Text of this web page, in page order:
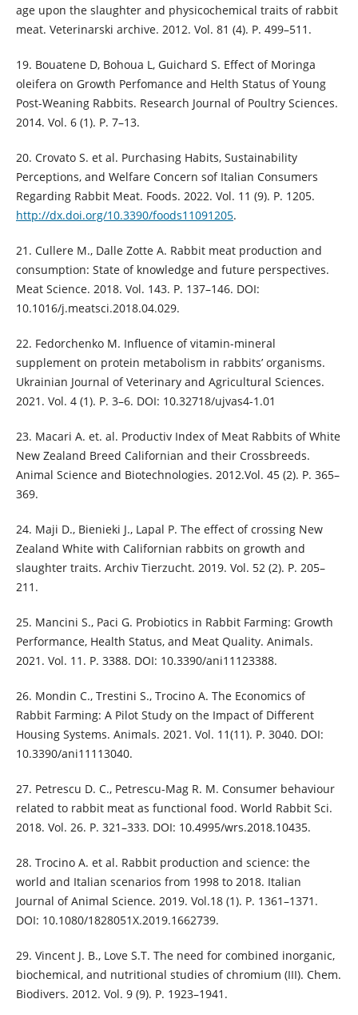
age upon the slaughter and physicochemical traits of rabbit
meat. Veterinarski archive. 2012. Vol. 81 (4). P. 499–511.
19. Bouatene D, Bohoua L, Guichard S. Effect of Moringa
oleifera on Growth Perfomance and Helth Status of Young
Post-Weaning Rabbits. Research Journal of Poultry Sciences.
2014. Vol. 6 (1). P. 7–13.
20. Crovato S. et al. Purchasing Habits, Sustainability
Perceptions, and Welfare Concern sof Italian Consumers
Regarding Rabbit Meat. Foods. 2022. Vol. 11 (9). P. 1205.
http://dx.doi.org/10.3390/foods11091205.
21. Cullere M., Dalle Zotte A. Rabbit meat production and
consumption: State of knowledge and future perspectives.
Meat Science. 2018. Vol. 143. Р. 137–146. DOI:
10.1016/j.meatsci.2018.04.029.
22. Fedorchenko M. Influence of vitamin-mineral
supplement on protein metabolism in rabbits’ organisms.
Ukrainian Journal of Veterinary and Agricultural Sciences.
2021. Vol. 4 (1). P. 3–6. DOI: 10.32718/ujvas4-1.01
23. Macari A. et. al. Productiv Index of Meat Rabbits of White
New Zealand Breed Californian and their Crossbreeds.
Animal Science and Biotechnologies. 2012.Vol. 45 (2). P. 365–
369.
24. Maji D., Bienieki J., Lapal P. The effect of crossing New
Zealand White with Californian rabbits on growth and
slaughter traits. Archiv Tierzucht. 2019. Vol. 52 (2). P. 205–
211.
25. Mancini S., Paci G. Probiotics in Rabbit Farming: Growth
Performance, Health Status, and Meat Quality. Animals.
2021. Vol. 11. P. 3388. DOI: 10.3390/ani11123388.
26. Mondin C., Trestini S., Trocino A. The Economics of
Rabbit Farming: A Pilot Study on the Impact of Different
Housing Systems. Animals. 2021. Vol. 11(11). P. 3040. DOI:
10.3390/ani11113040.
27. Petrescu D. C., Petrescu-Mag R. M. Consumer behaviour
related to rabbit meat as functional food. World Rabbit Sci.
2018. Vol. 26. P. 321–333. DOI: 10.4995/wrs.2018.10435.
28. Trocino A. et al. Rabbit production and science: the
world and Italian scenarios from 1998 to 2018. Italian
Journal of Animal Science. 2019. Vol.18 (1). Р. 1361–1371.
DOI: 10.1080/1828051X.2019.1662739.
29. Vincent J. B., Love S.T. The need for combined inorganic,
biochemical, and nutritional studies of chromium (III). Chem.
Biodivers. 2012. Vol. 9 (9). P. 1923–1941.